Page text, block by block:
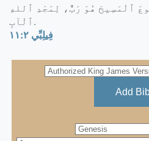
ٱلْمَسِيحَ هُوَ رَبٌّ، لِمَجْدِ ٱللهِ
ٱلْآبِ.
فِيلِبِّي ٢:‏١١
Add